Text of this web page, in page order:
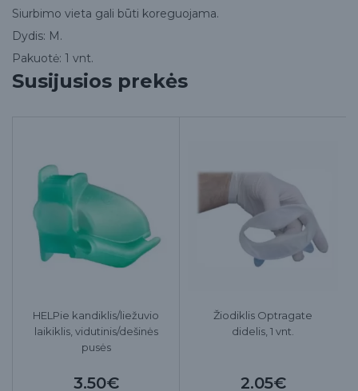
Siurbimo vieta gali būti koreguojama.
Dydis: M.
Pakuotė: 1 vnt.
Susijusios prekės
HELPie kandiklis/liežuvio
laikiklis, vidutinis/dešinės
pusės
3.50€
Žiodiklis Optragate
didelis, 1 vnt.
2.05€